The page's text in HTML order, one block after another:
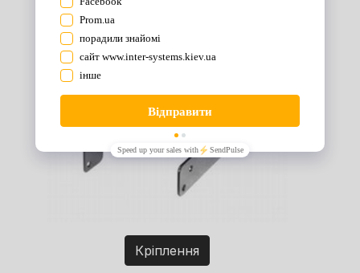
Кріплення